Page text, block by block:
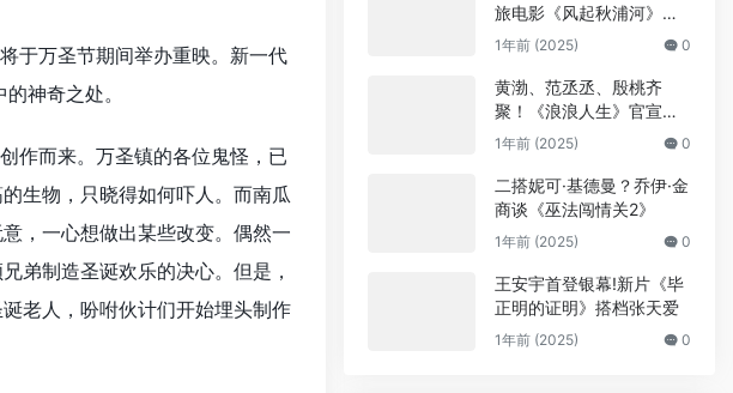
于万圣节期间举办重映。新一代
神奇之处。
作而来。万圣镇的各位鬼怪，已
生物，只晓得如何吓人。而南瓜
，一心想做出某些改变。偶然一
弟制造圣诞欢乐的决心。但是，
老人，吩咐伙计们开始埋头制作
旅电影《风起秋浦河》今
日全国公映
1年前 (2025) 0
黄渤、范丞丞、殷桃齐
聚！《浪浪人生》官宣阵
容
1年前 (2025) 0
二搭妮可·基德曼？乔伊·金
商谈《巫法闯情关2》
1年前 (2025) 0
王安宇首登银幕!新片《毕
正明的证明》搭档张天爱
1年前 (2025) 0